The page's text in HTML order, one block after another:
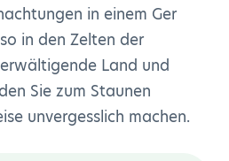
in einem Ger
in den Zelten der
Land und
Sie zum Staunen
unvergesslich machen.